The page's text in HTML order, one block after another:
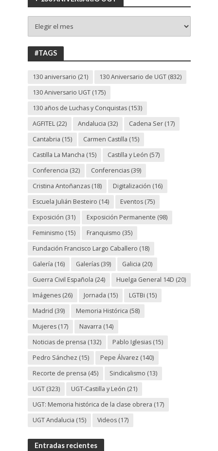
130
ANIVERSARIO
UGT
#TAGS
130 aniversario (21) 130 Aniversario de UGT(832)
130 Aniversario UGT(175)
130 años de Luchas y Conquistas(153)
AGFITEL(22) Andalucia (32) Cadena Ser(17)
Cantabria (15) Carmen Castilla (15)
Castilla La Mancha (15) Castilla y León (57)
Conferencia (32) Conferencias(39)
Cristina Antoñanzas(18) Digitalización (16)
Escuela Julián Besteiro (14) Eventos(75)
Exposición (31) Exposición Permanente (98)
Feminismo (15) Franquismo (35)
Fundación Francisco Largo Caballero (18)
Galería (16) Galerías(39) Galicia (20)
Guerra Civil Española (24) Huelga General 14D (20)
Imágenes(26) Jornada (15) LGTBi (15)
Madrid (39) Memoria Histórica (58)
Mujeres(17) Navarra (14)
Noticias de prensa (132) Pablo Iglesias(15)
Pedro Sánchez (15) Pepe Álvarez (140)
Recorte de prensa (45) Sindicalismo (13)
UGT(323) UGT-Castilla y León (21)
UGT: Memoria histórica de la clase obrera (17)
UGT Andalucia (15) Videos(17)
Entradas recientes